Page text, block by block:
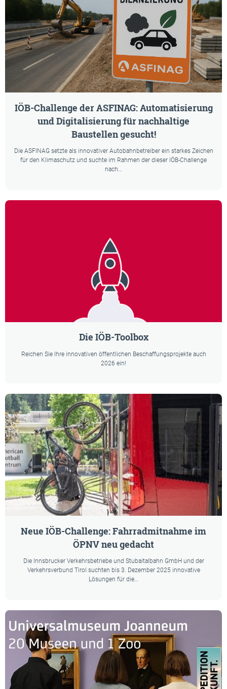
IÖB-Challenge der ASFINAG: Automatisierung
und Digitalisierung für nachhaltige
Baustellen gesucht!
Die ASFINAG setzte als innovativer Autobahnbetreiber ein starkes Zeichen
für den Klimaschutz und suchte im Rahmen der dieser IÖB-Challenge
nach…
Die IÖB-Toolbox
Reichen Sie Ihre innovativen öffentlichen Beschaffungsprojekte auch
2026 ein!
Neue IÖB-Challenge: Fahrradmitnahme im
ÖPNV neu gedacht
Die Innsbrucker Verkehrsbetriebe und Stubaitalbahn GmbH und der
Verkehrsverbund Tirol suchten bis 3. Dezember 2025 innovative
Lösungen für die…